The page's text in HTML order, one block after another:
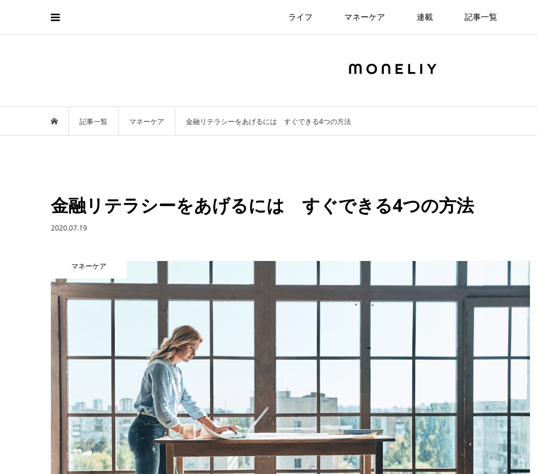
ライフ マネーケア 連載 記事一覧
記事一覧 マネーケア 金融リテラシーをあげるには すぐできる4つの方法
金融リテラシーをあげるには すぐできる4つの方法
2020.07.19
マネーケア